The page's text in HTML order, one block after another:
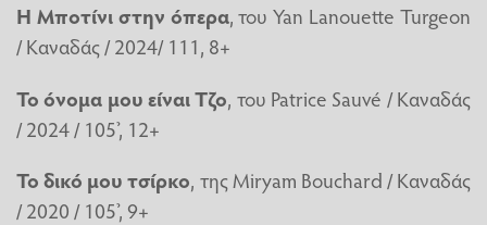
Η Μποτίνι στην όπερα, του Yan Lanouette Turgeon
/ Καναδάς / 2024/ 111, 8+
Το όνομα μου είναι Τζο, του Patrice Sauvé / Καναδάς
/ 2024 / 105’, 12+
Το δικό μου τσίρκο, της Miryam Bouchard / Καναδάς
/ 2020 / 105’, 9+